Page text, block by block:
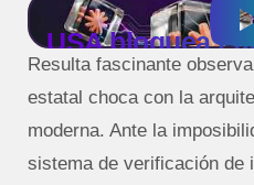
USA bloquea
Anthropic
Resulta fascinante
estatal choca con la
moderna. Ante la
sistema de verificación de